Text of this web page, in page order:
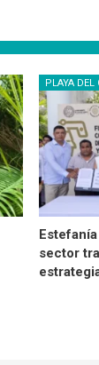
PLAYA DEL
sector